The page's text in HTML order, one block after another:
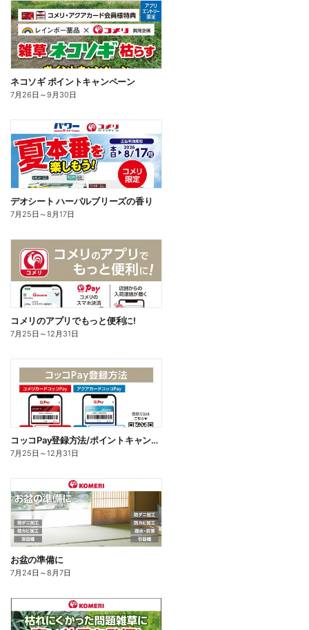
ネコソギ ポイントキャンペーン
7月26日 ～9月30日
デオシート ハーバルブリーズの香り
7月25日 ～8月17日
コメリのアプリでもっと便利に!
7月25日 ～12月31日
コッコPay登録方法/ポイントキャンペーン応募方法
7月25日 ～12月31日
お盆の準備に
7月24日 ～8月7日